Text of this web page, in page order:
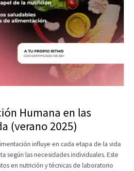
Humana en las
(verano 2025)
influye en cada etapa de la vida
según las necesidades individuales. Este
en nutrición y técnicas de laboratorio